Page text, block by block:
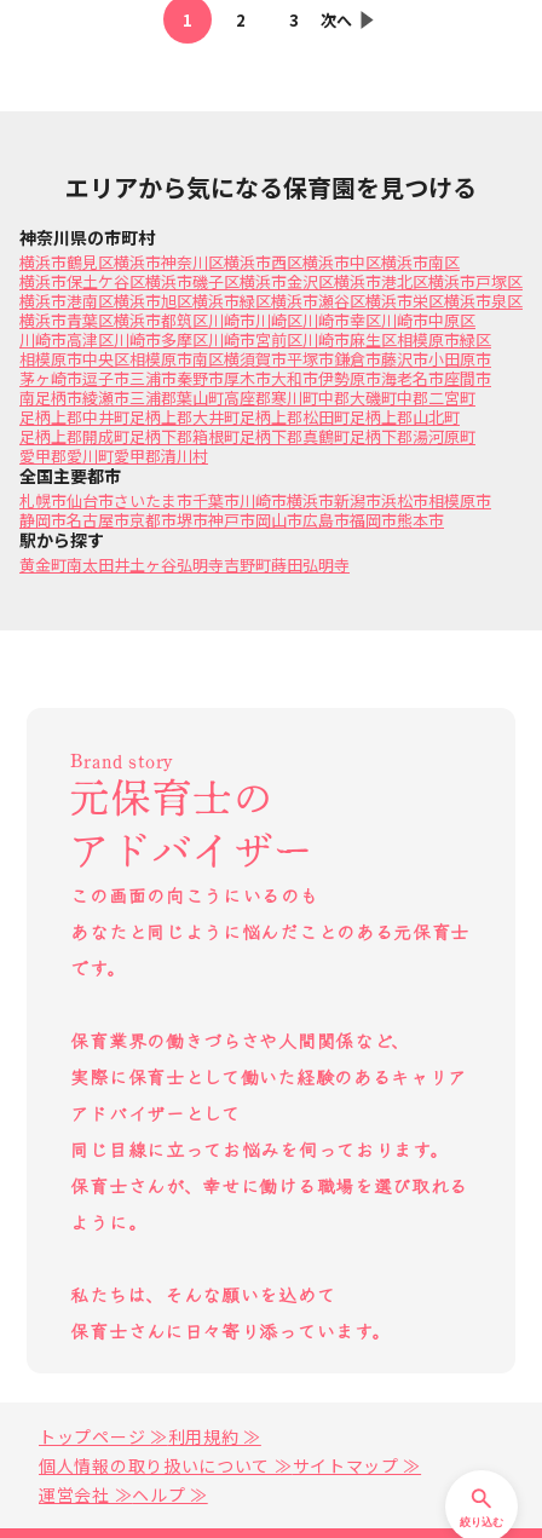
絞り込む
1 2 3 次へ
エリアから気になる保育園を見つける
神奈川県の市町村
横浜市鶴見区横浜市神奈川区横浜市西区横浜市中区横浜市南区
横浜市保土ケ谷区横浜市磯子区横浜市金沢区横浜市港北区横浜市戸塚区
横浜市港南区横浜市旭区横浜市緑区横浜市瀬谷区横浜市栄区横浜市泉区
横浜市青葉区横浜市都筑区川崎市川崎区川崎市幸区川崎市中原区
川崎市高津区川崎市多摩区川崎市宮前区川崎市麻生区相模原市緑区
相模原市中央区相模原市南区横須賀市平塚市鎌倉市藤沢市小田原市
茅ヶ崎市逗子市三浦市秦野市厚木市大和市伊勢原市海老名市座間市
南足柄市綾瀬市三浦郡葉山町高座郡寒川町中郡大磯町中郡二宮町
足柄上郡中井町足柄上郡大井町足柄上郡松田町足柄上郡山北町
足柄上郡開成町足柄下郡箱根町足柄下郡真鶴町足柄下郡湯河原町
愛甲郡愛川町愛甲郡清川村
全国主要都市
札幌市仙台市さいたま市千葉市川崎市横浜市新潟市浜松市相模原市
静岡市名古屋市京都市堺市神戸市岡山市広島市福岡市熊本市
駅から探す
黄金町南太田井土ヶ谷弘明寺吉野町蒔田弘明寺
Brand story
元保育士の
アドバイザー
この画面の向こうにいるのも
あなたと同じように悩んだことのある元保育士
です。
保育業界の働きづらさや人間関係など、
実際に保育士として働いた経験のあるキャリア
アドバイザーとして
同じ目線に立ってお悩みを伺っております。
保育士さんが、幸せに働ける職場を選び取れる
ように。
私たちは、そんな願いを込めて
保育士さんに日々寄り添っています。
トップページ ≫利用規約 ≫
個人情報の取り扱いについて ≫サイトマップ ≫
運営会社 ≫ヘルプ ≫